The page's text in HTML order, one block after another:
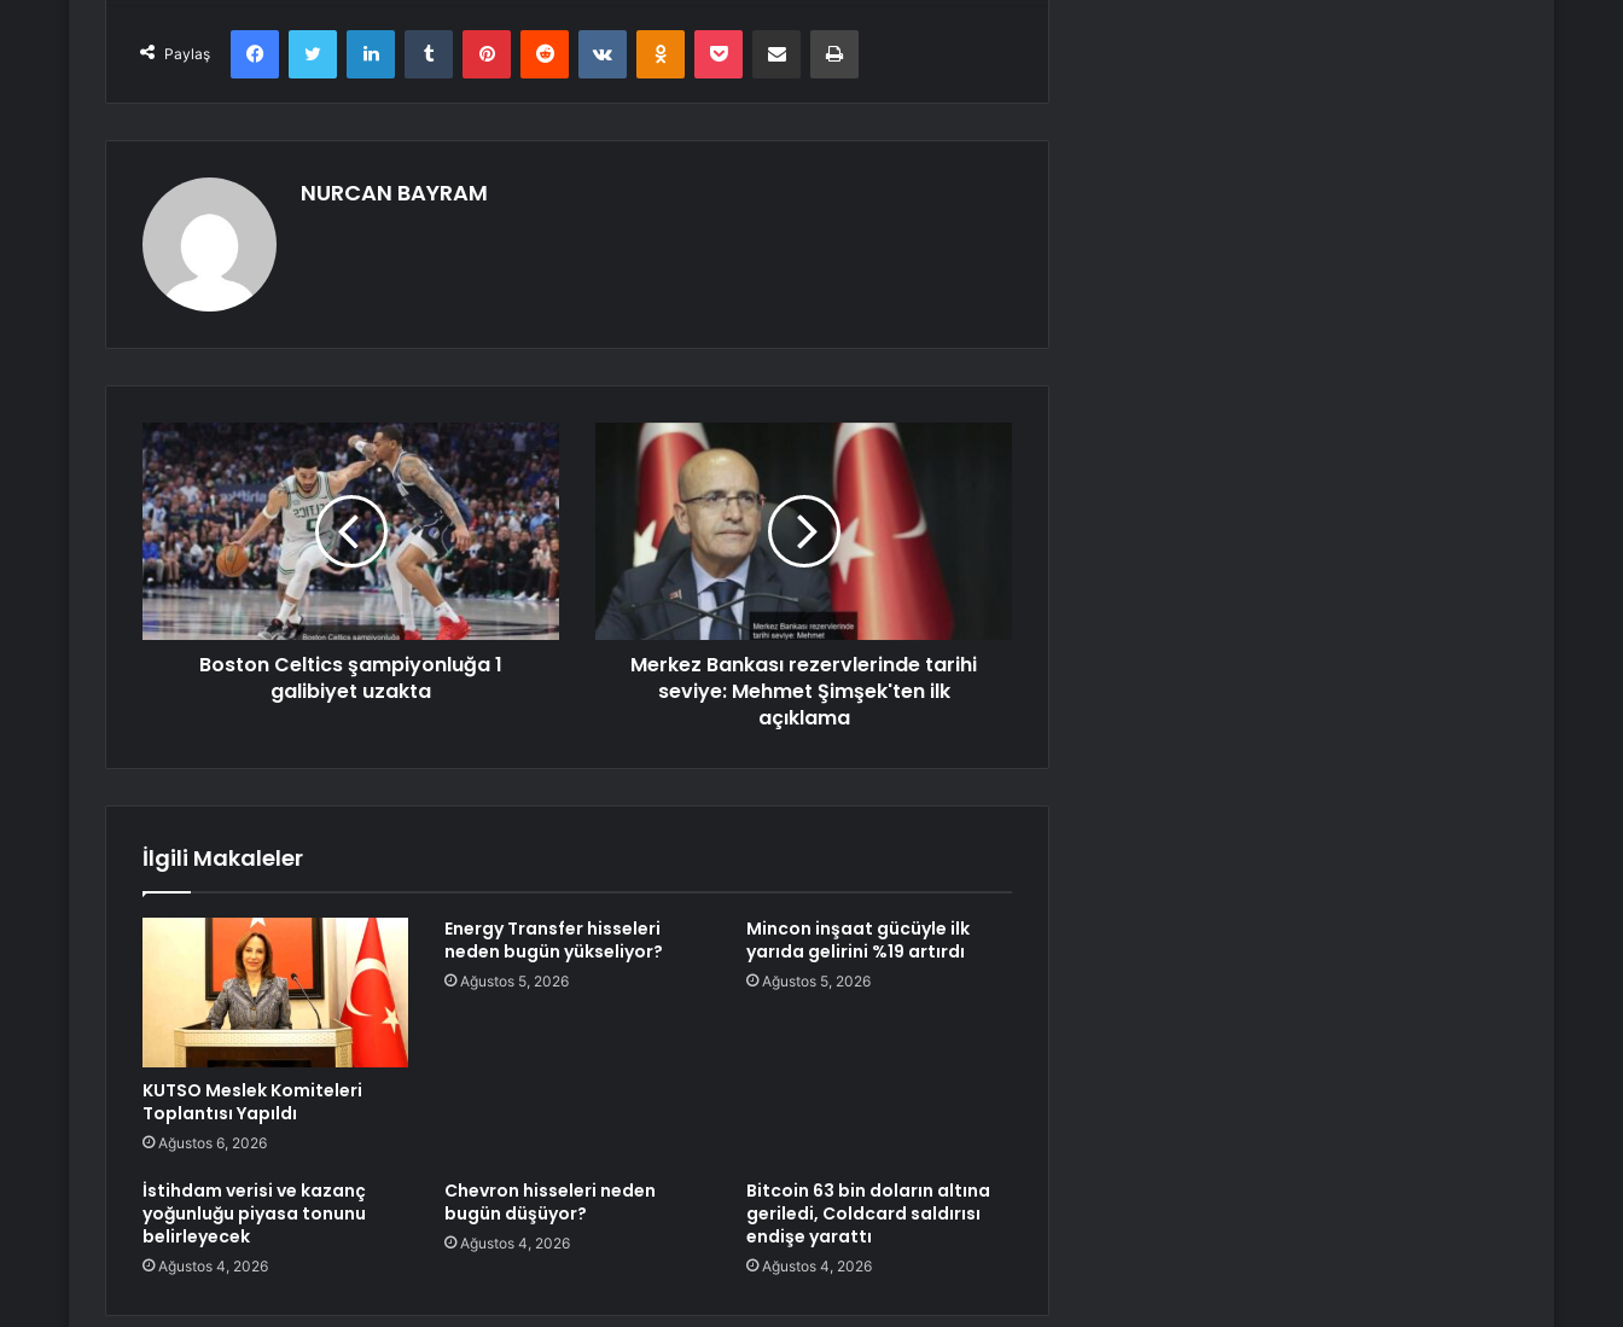
Paylaş
FacebookTwitter LinkedInTumblr PinterestReddit VKontakteOdnoklassniki
Pocket E-Posta ile paylaş Yazdır
NURCAN BAYRAM
Boston Celtics şampiyonluğa 1
galibiyet uzakta
Merkez Bankası rezervlerinde tarihi
seviye: Mehmet Şimşek'ten ilk
açıklama
İlgili Makaleler
KUTSO Meslek Komiteleri
Toplantısı Yapıldı
Ağustos 6, 2026
Energy Transfer hisseleri
neden bugün yükseliyor?
Ağustos 5, 2026
Mincon inşaat gücüyle ilk
yarıda gelirini %19 artırdı
Ağustos 5, 2026
İstihdam verisi ve kazanç
yoğunluğu piyasa tonunu
belirleyecek
Ağustos 4, 2026
Chevron hisseleri neden
bugün düşüyor?
Ağustos 4, 2026
Bitcoin 63 bin doların altına
geriledi, Coldcard saldırısı
endişe yarattı
Ağustos 4, 2026